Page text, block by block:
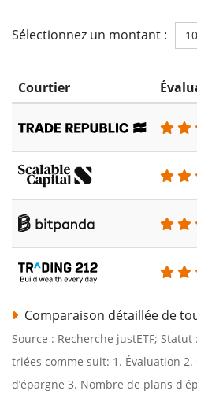
Sélectionnez un montant :
Courtier
Comparaison détaillée de
Source : Recherche justETF;
triées comme suit: 1. Évaluation
d’épargne 3. Nombre de plans